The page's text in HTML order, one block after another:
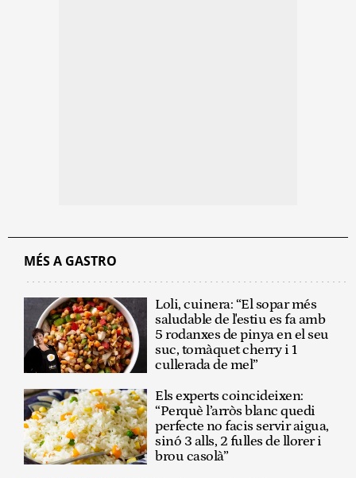
MÉS A GASTRO
Loli, cuinera: “El sopar més
saludable de l'estiu es fa amb
5 rodanxes de pinya en el seu
suc, tomàquet cherry i 1
cullerada de mel”
Els experts coincideixen:
“Perquè l’arròs blanc quedi
perfecte no facis servir aigua,
sinó 3 alls, 2 fulles de llorer i
brou casolà”